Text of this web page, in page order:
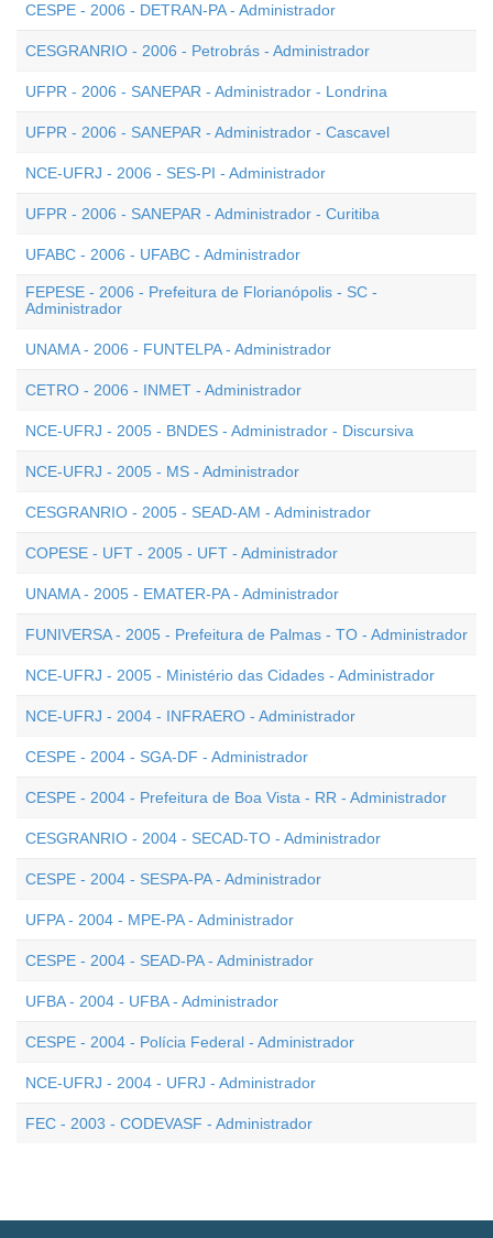
CESPE - 2006 - DETRAN-PA - Administrador
CESGRANRIO - 2006 - Petrobrás - Administrador
UFPR - 2006 - SANEPAR - Administrador - Londrina
UFPR - 2006 - SANEPAR - Administrador - Cascavel
NCE-UFRJ - 2006 - SES-PI - Administrador
UFPR - 2006 - SANEPAR - Administrador - Curitiba
UFABC - 2006 - UFABC - Administrador
FEPESE - 2006 - Prefeitura de Florianópolis - SC -
Administrador
UNAMA - 2006 - FUNTELPA - Administrador
CETRO - 2006 - INMET - Administrador
NCE-UFRJ - 2005 - BNDES - Administrador - Discursiva
NCE-UFRJ - 2005 - MS - Administrador
CESGRANRIO - 2005 - SEAD-AM - Administrador
COPESE - UFT - 2005 - UFT - Administrador
UNAMA - 2005 - EMATER-PA - Administrador
FUNIVERSA - 2005 - Prefeitura de Palmas - TO - Administrador
NCE-UFRJ - 2005 - Ministério das Cidades - Administrador
NCE-UFRJ - 2004 - INFRAERO - Administrador
CESPE - 2004 - SGA-DF - Administrador
CESPE - 2004 - Prefeitura de Boa Vista - RR - Administrador
CESGRANRIO - 2004 - SECAD-TO - Administrador
CESPE - 2004 - SESPA-PA - Administrador
UFPA - 2004 - MPE-PA - Administrador
CESPE - 2004 - SEAD-PA - Administrador
UFBA - 2004 - UFBA - Administrador
CESPE - 2004 - Polícia Federal - Administrador
NCE-UFRJ - 2004 - UFRJ - Administrador
FEC - 2003 - CODEVASF - Administrador